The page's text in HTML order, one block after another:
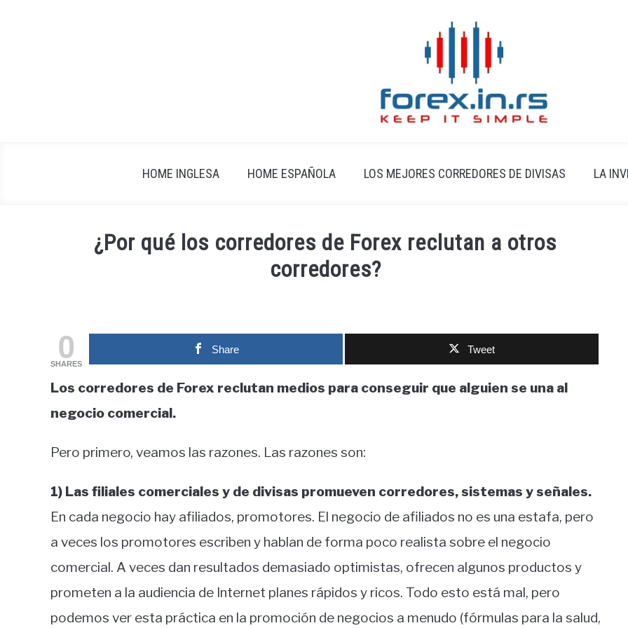
HOME INGLESA HOME ESPAÑOLA LOS MEJORES CORREDORES DE DIVISAS LA
¿Por qué los corredores de Forex reclutan a otros
corredores?
in
financiera
0
SHARES
Share Tweet
Los corredores de Forex reclutan medios para conseguir que alguien se una al
negocio comercial.
Pero primero, veamos las razones. Las razones son:
1) Las filiales comerciales y de divisas promueven corredores, sistemas y señales.
En cada negocio hay afiliados, promotores. El negocio de afiliados no es una estafa, pero
a veces los promotores escriben y hablan de forma poco realista sobre el negocio
comercial. A veces dan resultados demasiado optimistas, ofrecen algunos productos y
prometen a la audiencia de Internet planes rápidos y ricos. Todo esto está mal, pero
podemos ver esta práctica en la promoción de negocios a menudo (fórmulas para la salud,